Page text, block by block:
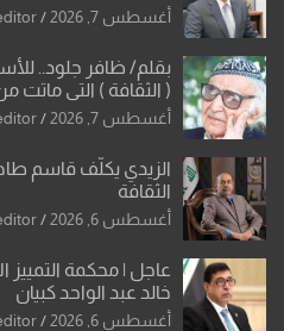
أغسطس 7, 2026
بقلم/ ظافر جلود..
والإرث العظيم للثقافة
أغسطس 7, 2026
الزيدي يكلّف قاسم
الثقافة
أغسطس 6, 2026
عاجل | محكمة التمييز
خالد عبد الواحد كبيان
أغسطس 6, 2026